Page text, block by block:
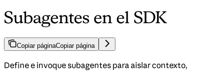
Subagentes en el SDK
Copiar páginaCopiar página
Define e invoque subagentes para aislar contexto,